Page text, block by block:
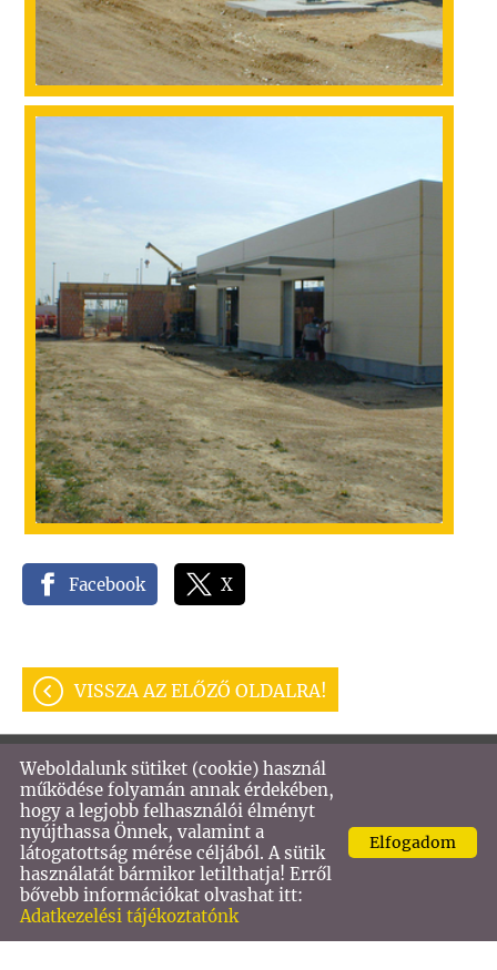
Facebook X
VISSZA AZ ELŐZŐ OLDALRA!
© 2026 - VASTECH KFT
Oldal információklAdatkezelési tájékoztatól
Impresszum
KERESÉS AZ OLDAL TARTALMÁBAN
Elfogadom
Weboldalunk sütiket (cookie) használ
működése folyamán annak érdekében,
hogy a legjobb felhasználói élményt
nyújthassa Önnek, valamint a
látogatottság mérése céljából. A sütik
használatát bármikor letilthatja! Erről
bővebb információkat olvashat itt:
Adatkezelési tájékoztatónk